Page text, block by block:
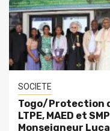
SOCIETE
Togo/Protection
LTPE, MAED et
Monseigneur